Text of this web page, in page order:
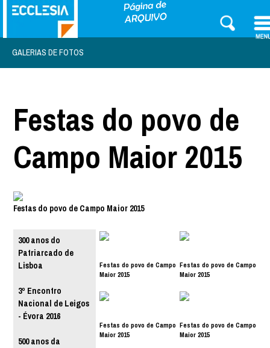
GALERIAS DE FOTOS
Festas do povo de
Campo Maior 2015
Festas do povo de Campo Maior 2015
300 anos do
Patriarcado de
Lisboa
3º Encontro
Nacional de Leigos
- Évora 2016
500 anos da
Festas do povo de Campo
Maior 2015
Festas do povo de Campo
Maior 2015
Festas do povo de Campo
Maior 2015
Festas do povo de Campo
Maior 2015